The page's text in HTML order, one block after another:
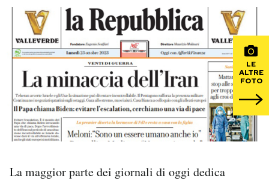
PODCAST
NEWSLETTER
I MIEI PREFERITI
SHOP
LE
ALTRE
FOTO
La maggior parte dei giornali di oggi dedica